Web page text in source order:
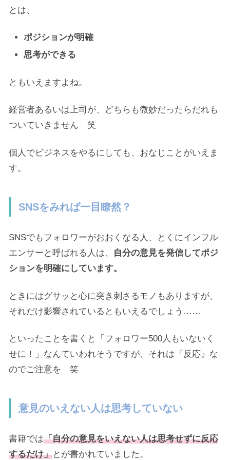
とは、
ポジションが明確
思考ができる
ともいえますよね。
経営者あるいは上司が、どちらも微妙だったらだれも
ついていきません 笑
個人でビジネスをやるにしても、おなじことがいえま
す。
SNSをみれば一目瞭然？
SNSでもフォロワーがおおくなる人、とくにインフル
エンサーと呼ばれる人は、
自分の意見を発信してポジ
ションを明確にしています。
ときにはグサッと心に突き刺さるモノもありますが、
それだけ影響されているともいえるでしょう……
といったことを書くと「フォロワー500人もいないく
せに！」なんていわれそうですが、それは『反応』な
のでご注意を 笑
意見のいえない人は思考していない
書籍では「自分の意見をいえない人は思考せずに反応
するだけ」とが書かれていました。